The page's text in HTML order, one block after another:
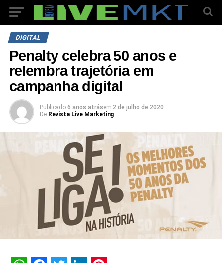
DIGITAL
Penalty celebra 50 anos e
relembra trajetória em
campanha digital
Publicado 6 anos atrásem 2 de julho de 2020
De Revista Live Marketing